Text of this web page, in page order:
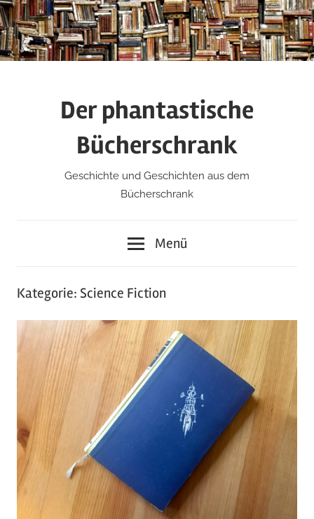
Zum
Inhalt
springen
Der phantastische
Bücherschrank
Geschichte und Geschichten aus dem
Bücherschrank
Menü
Kategorie: Science Fiction